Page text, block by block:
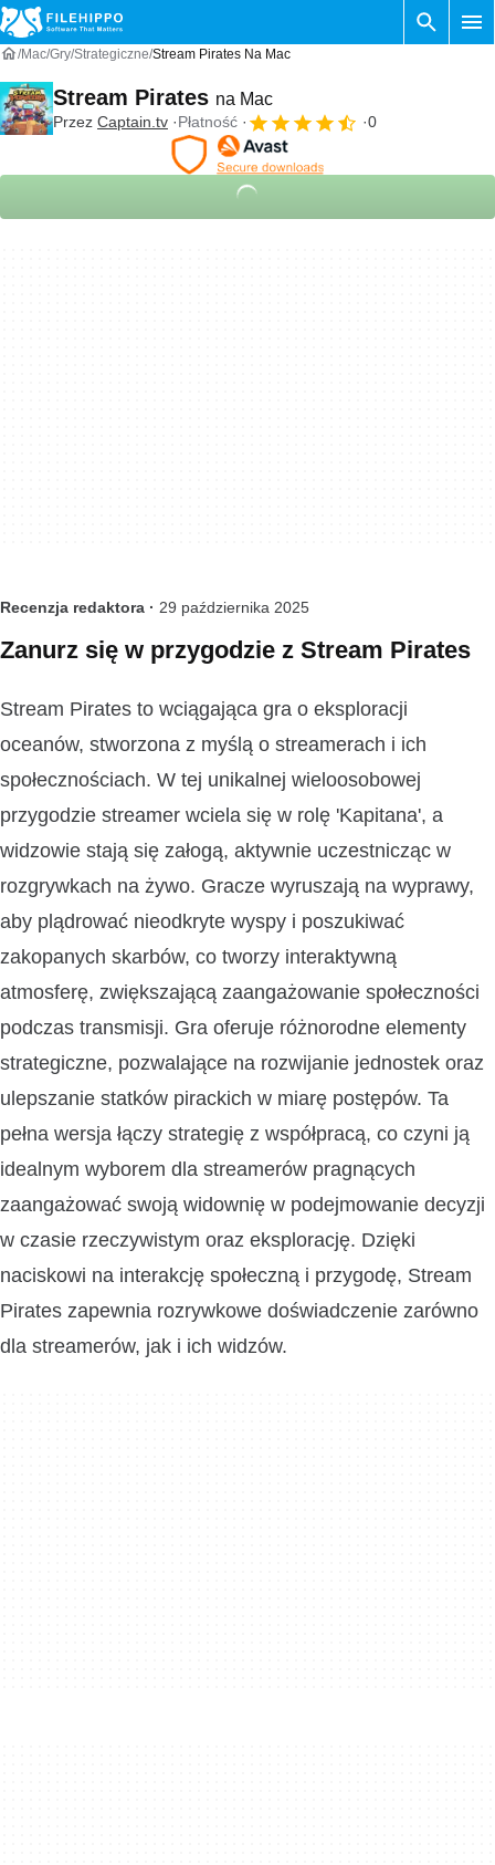
Mac Gry Strategiczne Stream Pirates Na Mac
Stream Pirates na Mac
Przez Captain.tv Płatność 0
Recenzja redaktora · 29 października 2025
Zanurz się w przygodzie z Stream Pirates
Stream Pirates to wciągająca gra o eksploracji
oceanów, stworzona z myślą o streamerach i ich
społecznościach. W tej unikalnej wieloosobowej
przygodzie streamer wciela się w rolę 'Kapitana', a
widzowie stają się załogą, aktywnie uczestnicząc w
rozgrywkach na żywo. Gracze wyruszają na wyprawy,
aby plądrować nieodkryte wyspy i poszukiwać
zakopanych skarbów, co tworzy interaktywną
atmosferę, zwiększającą zaangażowanie społeczności
podczas transmisji. Gra oferuje różnorodne elementy
strategiczne, pozwalające na rozwijanie jednostek oraz
ulepszanie statków pirackich w miarę postępów. Ta
pełna wersja łączy strategię z współpracą, co czyni ją
idealnym wyborem dla streamerów pragnących
zaangażować swoją widownię w podejmowanie decyzji
w czasie rzeczywistym oraz eksplorację. Dzięki
naciskowi na interakcję społeczną i przygodę, Stream
Pirates zapewnia rozrywkowe doświadczenie zarówno
dla streamerów, jak i ich widzów.